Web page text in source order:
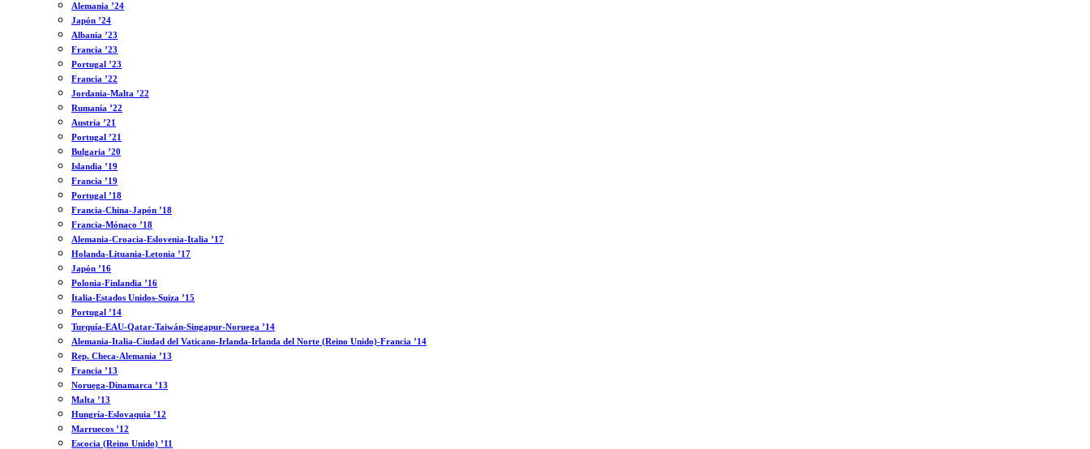
Alemania ’24
Japón ’24
Albania ’23
Francia ’23
Portugal ’23
Francia ’22
Jordania-Malta ’22
Rumanía ’22
Austria ’21
Portugal ’21
Bulgaria ’20
Islandia ’19
Francia ’19
Portugal ’18
Francia-China-Japón ’18
Francia-Mónaco ’18
Alemania-Croacia-Eslovenia-Italia ’17
Holanda-Lituania-Letonia ’17
Japón ’16
Polonia-Finlandia ’16
Italia-Estados Unidos-Suiza ’15
Portugal ’14
Turquía-EAU-Qatar-Taiwán-Singapur-Noruega ’14
Alemania-Italia-Ciudad del Vaticano-Irlanda-Irlanda del Norte (Reino Unido)-Francia ’14
Rep. Checa-Alemania ’13
Francia ’13
Noruega-Dinamarca ’13
Malta ’13
Hungría-Eslovaquia ’12
Marruecos ’12
Escocia (Reino Unido) ’11